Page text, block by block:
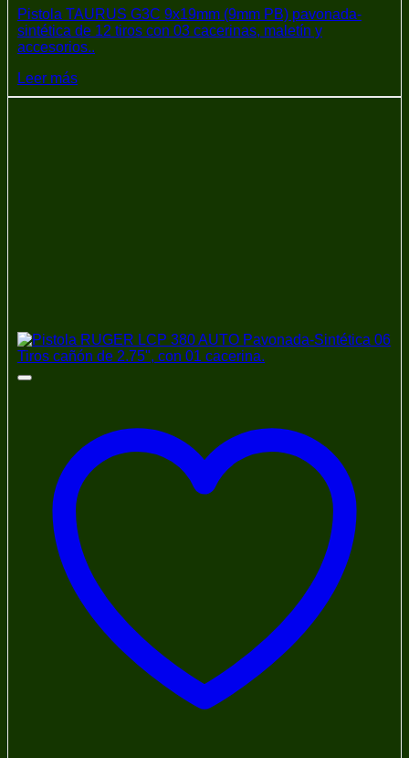
Pistola TAURUS G3C 9x19mm (9mm PB) pavonada-
sintética de 12 tiros con 03 cacerinas, maletín y
accesorios..
Leer más